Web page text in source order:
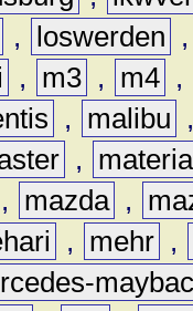
, loswerden
, m3 , m4 ,
, malibu
,
materia
, mazda ,
, mehr ,